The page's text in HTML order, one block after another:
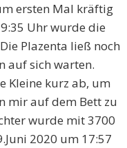
ersten Mal kräftig
Uhr wurde die
Plazenta ließ noch
auf sich warten.
Kleine kurz ab, um
mir auf dem Bett zu
wurde mit 3700
2020 um 17:57